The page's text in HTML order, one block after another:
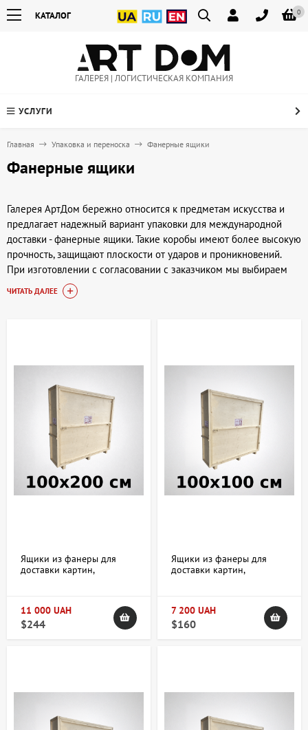
0
КАТАЛОГ
ГАЛЕРЕЯ | ЛОГИСТИЧЕСКАЯ КОМПАНИЯ
УСЛУГИ
Главная Упаковка и переноска Фанерные ящики
Фанерные ящики
Галерея АртДом бережно относится к предметам искусства и
предлагает надежный вариант упаковки для международной
доставки - фанерные ящики. Такие коробы имеют более высокую
прочность, защищают плоскости от ударов и проникновений.
При изготовлении с согласовании с заказчиком мы выбираем
материалы фанерные листы толщиной от 5 до 10 мм. Ведь чем
тяжелее ящик - тем выше тариф доставки. Все эти детали мы
Ящики изготавливаются индивидуально в течении 1-3 дней
исходя из запросов:
количество картин, скульптур, которые должны
поместится внутри;
способ крепления предметов внутри;
материал, из которого изготовлен предмет искусства (от
ЧИТАТЬ ДАЛЕЕ
Ящики из фанеры для
доставки картин,
11 000 UAH
$244
Ящики из фанеры для
доставки картин,
7 200 UAH
$160